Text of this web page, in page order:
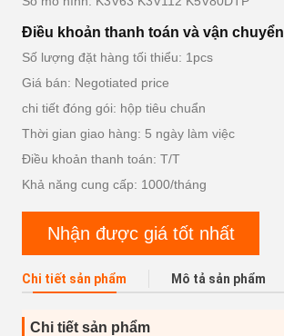
Điều khoản thanh toán và vận chuyển
Số lượng đặt hàng tối thiểu: 1pcs
Giá bán: Negotiated price
chi tiết đóng gói: hộp tiêu chuẩn
Thời gian giao hàng: 5 ngày làm việc
Điều khoản thanh toán: T/T
Khả năng cung cấp: 1000/tháng
Nhận được giá tốt nhất
Chi tiết sản phẩm Mô tả sản phẩm
Chi tiết sản phẩm